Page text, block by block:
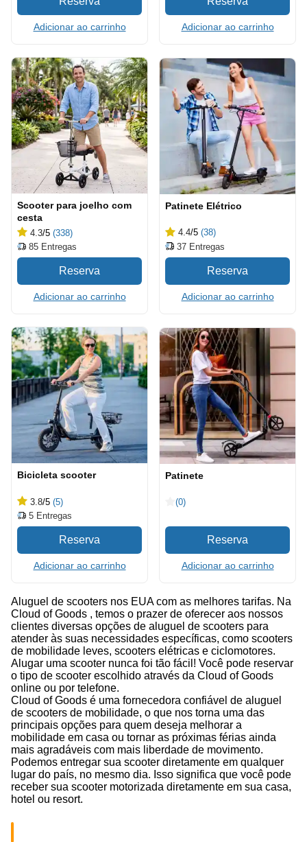
Adicionar ao carrinho Adicionar ao carrinho
Scooter para joelho com
cesta
4.3/5 (338)
85 Entregas
Adicionar ao carrinho
Patinete Elétrico
4.4/5 (38)
37 Entregas
Adicionar ao carrinho
Bicicleta scooter
3.8/5 (5)
5 Entregas
Adicionar ao carrinho
Patinete
(0)
Adicionar ao carrinho
Aluguel de scooters nos EUA com as melhores tarifas. Na
Cloud of Goods , temos o prazer de oferecer aos nossos
clientes diversas opções de aluguel de scooters para
atender às suas necessidades específicas, como scooters
de mobilidade leves, scooters elétricas e ciclomotores.
Alugar uma scooter nunca foi tão fácil! Você pode reservar
o tipo de scooter escolhido através da Cloud of Goods
online ou por telefone.
Cloud of Goods é uma fornecedora confiável de aluguel
de scooters de mobilidade, o que nos torna uma das
principais opções para quem deseja melhorar a
mobilidade em casa ou tornar as próximas férias ainda
mais agradáveis com mais liberdade de movimento.
Podemos entregar sua scooter diretamente em qualquer
lugar do país, no mesmo dia. Isso significa que você pode
receber sua scooter motorizada diretamente em sua casa,
hotel ou resort.